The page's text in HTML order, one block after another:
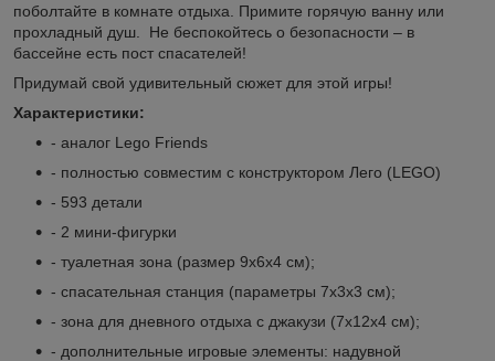
поболтайте в комнате отдыха. Примите горячую ванну или
прохладный душ. Не беспокойтесь о безопасности – в
бассейне есть пост спасателей!
Придумай свой удивительный сюжет для этой игры!
Характеристики:
- аналог Lego Friends
- полностью совместим с конструктором Лего (LEGO)
- 593 детали
- 2 мини-фигурки
- туалетная зона (размер 9х6х4 см);
- спасательная станция (параметры 7х3х3 см);
- зона для дневного отдыха с джакузи (7х12х4 см);
- дополнительные игровые элементы: надувной